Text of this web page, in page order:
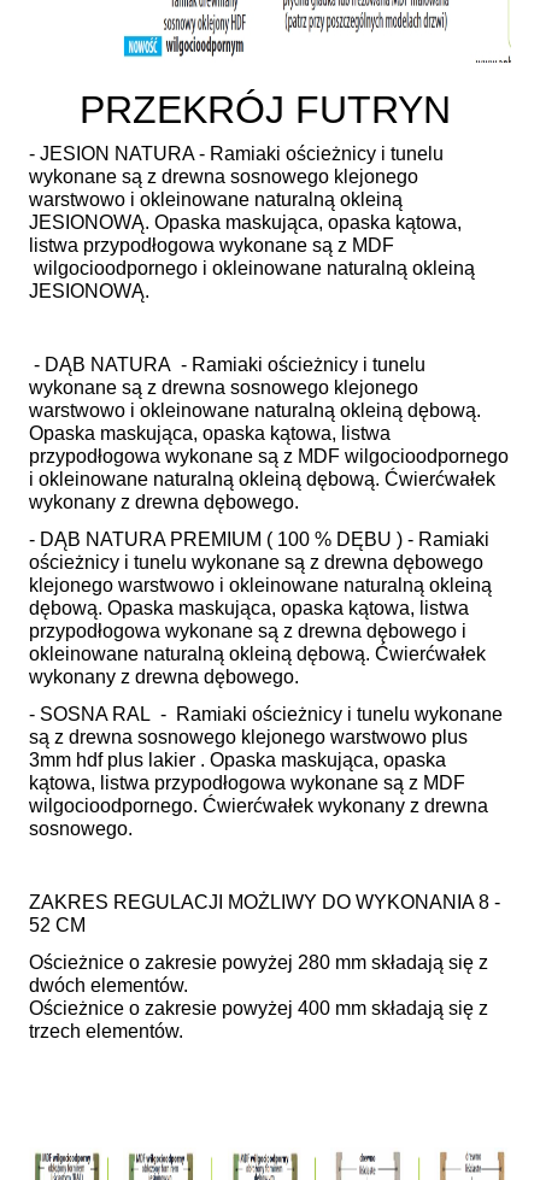
PRZEKRÓJ FUTRYN
- JESION NATURA - Ramiaki ościeżnicy i tunelu
wykonane są z drewna sosnowego klejonego
warstwowo i okleinowane naturalną okleiną
JESIONOWĄ. Opaska maskująca, opaska kątowa,
listwa przypodłogowa wykonane są z MDF
wilgocioodpornego i okleinowane naturalną okleiną
JESIONOWĄ.
- DĄB NATURA - Ramiaki ościeżnicy i tunelu
wykonane są z drewna sosnowego klejonego
warstwowo i okleinowane naturalną okleiną dębową.
Opaska maskująca, opaska kątowa, listwa
przypodłogowa wykonane są z MDF wilgocioodpornego
i okleinowane naturalną okleiną dębową. Ćwierćwałek
wykonany z drewna dębowego.
- DĄB NATURA PREMIUM ( 100 % DĘBU ) - Ramiaki
ościeżnicy i tunelu wykonane są z drewna dębowego
klejonego warstwowo i okleinowane naturalną okleiną
dębową. Opaska maskująca, opaska kątowa, listwa
przypodłogowa wykonane są z drewna dębowego i
okleinowane naturalną okleiną dębową. Ćwierćwałek
wykonany z drewna dębowego.
- SOSNA RAL - Ramiaki ościeżnicy i tunelu wykonane
są z drewna sosnowego klejonego warstwowo plus
3mm hdf plus lakier . Opaska maskująca, opaska
kątowa, listwa przypodłogowa wykonane są z MDF
wilgocioodpornego. Ćwierćwałek wykonany z drewna
sosnowego.
ZAKRES REGULACJI MOŻLIWY DO WYKONANIA 8 -
52 CM
Ościeżnice o zakresie powyżej 280 mm składają się z
dwóch elementów.
Ościeżnice o zakresie powyżej 400 mm składają się z
trzech elementów.